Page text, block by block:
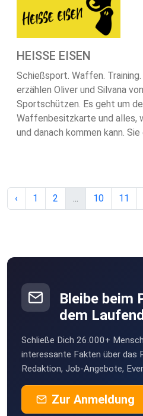
HEISSE EISEN
Schießsport. Waffen.
erzählen Oliver und Silvana
Sportschützen. Es geht um
Waffenbesitzkarte und alles,
und danach kommen kann. Sie
‹ 1 2 ... 10 11
Bleibe beim
dem
Schließe Dich 26.000+
interessante Fakten über das
Redaktion, Job-Angebote,
Zur Anmeldung